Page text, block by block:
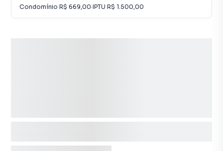
Condomínio R$ 669,00·IPTU R$ 1.500,00